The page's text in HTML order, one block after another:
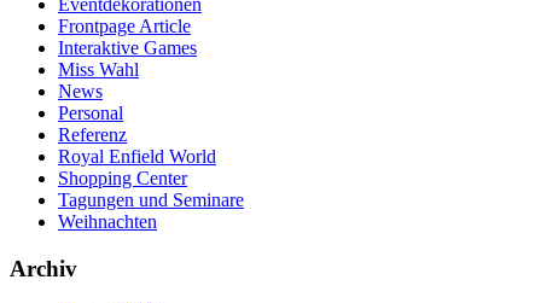
Frontpage Article
Interaktive Games
Miss Wahl
News
Personal
Referenz
Royal Enfield World
Shopping Center
Tagungen und Seminare
Weihnachten
Archiv